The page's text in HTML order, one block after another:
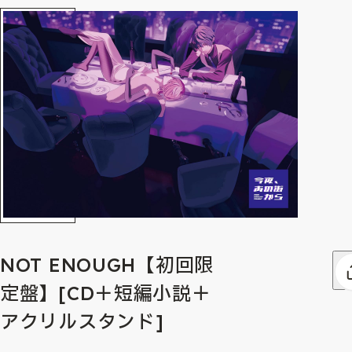
NOT ENOUGH【初回限
定盤】[CD＋短編小説＋
アクリルスタンド]